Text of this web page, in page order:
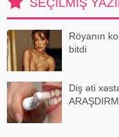
sahib olduğu, ətrafındak
Röyanın
bitdi
Diş əti